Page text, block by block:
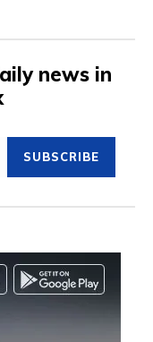
news in
SUBSCRIBE